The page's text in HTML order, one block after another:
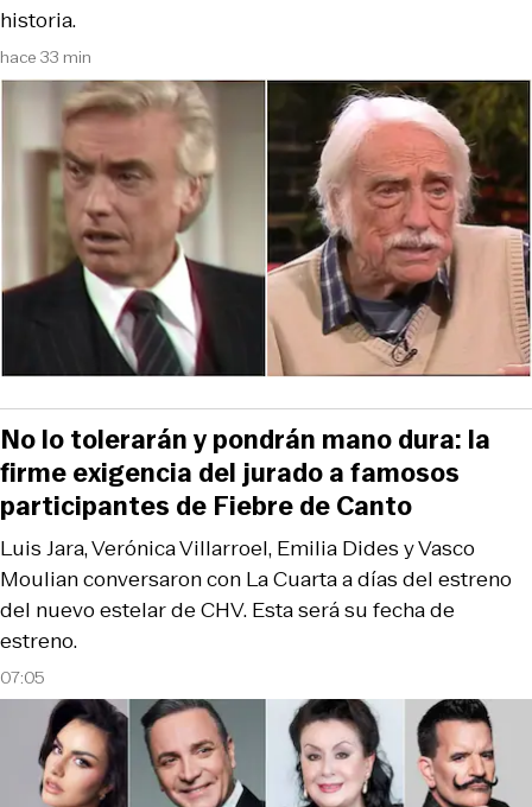
hace 33 min
historia.
07:05
Luis Jara, Verónica Villarroel, Emilia Dides y Vasco
Moulian conversaron con La Cuarta a días del estreno
del nuevo estelar de CHV. Esta será su fecha de
estreno.
No lo tolerarán y pondrán mano dura: la
firme exigencia del jurado a famosos
participantes de Fiebre de Canto